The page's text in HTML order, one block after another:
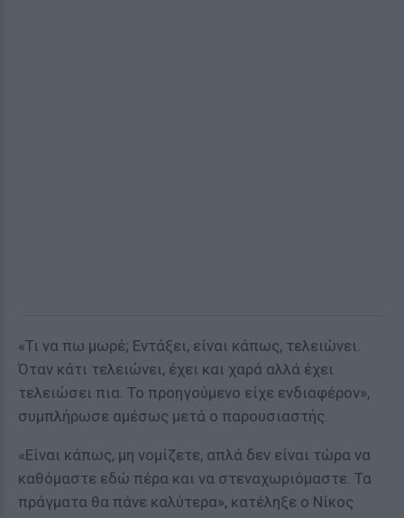
«Τι να πω μωρέ; Εντάξει, είναι κάπως, τελειώνει.
Όταν κάτι τελειώνει, έχει και χαρά αλλά έχει
τελειώσει πια. Το προηγούμενο είχε ενδιαφέρον»,
συμπλήρωσε αμέσως μετά ο παρουσιαστής.
«Είναι κάπως, μη νομίζετε, απλά δεν είναι τώρα να
καθόμαστε εδώ πέρα και να στεναχωριόμαστε. Τα
πράγματα θα πάνε καλύτερα», κατέληξε ο Νίκος